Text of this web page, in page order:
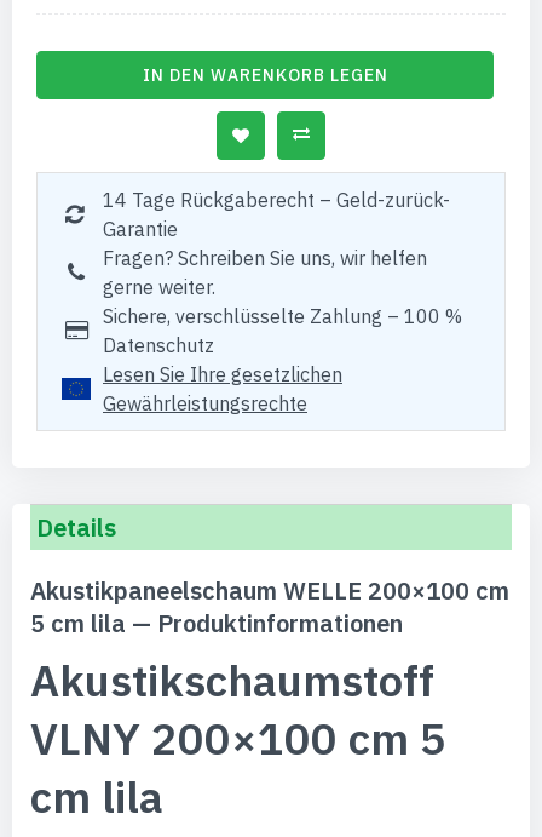
IN DEN WARENKORB LEGEN
14 Tage Rückgaberecht – Geld-zurück-
Garantie
Fragen? Schreiben Sie uns, wir helfen
gerne weiter.
Sichere, verschlüsselte Zahlung – 100 %
Datenschutz
Lesen Sie Ihre gesetzlichen
Gewährleistungsrechte
Details
Akustikpaneelschaum WELLE 200×100 cm
5 cm lila — Produktinformationen
Akustikschaumstoff
VLNY 200×100 cm 5
cm lila